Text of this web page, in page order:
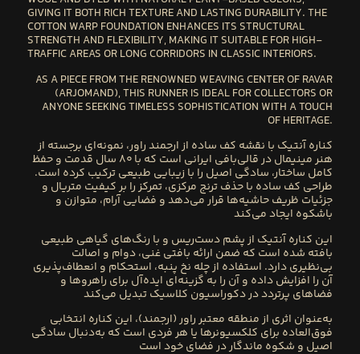
GIVING IT BOTH RICH TEXTURE AND LASTING DURABILITY. THE
COTTON WARPFOUNDATION ENHANCES ITS STRUCTURAL
STRENGTH AND FLEXIBILITY, MAKING IT SUITABLE FOR HIGH-
TRAFFIC AREAS OR LONG CORRIDORS IN CLASSIC INTERIORS.
AS A PIECE FROM THE RENOWNED WEAVING CENTER OFRAVAR
(ARJOMAND), THIS RUNNER IS IDEAL FOR COLLECTORS OR
ANYONE SEEKING TIMELESS SOPHISTICATION WITH A TOUCH
OF HERITAGE.
کناره آنتیک با نقشه کف ساده ازارجمند راور، نمونه‌ای برجسته از
هنر مینیمال در قالی‌بافی ایرانی است که با۸۰ سال قدمت و حفظ
کامل ساختار، سادگی اصیل را با زیبایی طبیعی ترکیب کرده است.
طراحی کف ساده با حذف ترنج مرکزی، تمرکز را بر کیفیت متریال و
جزئیات ظریف حاشیه‌ها قرار می‌دهد و فضایی آرام، متوازن و
باشکوه ایجاد می‌کند
این کناره آنتیک ازپشم دست‌ریس و با رنگ‌های گیاهی طبیعی
بافته شده است که ضمن ارائه بافتی غنی، دوام و اصالت
بی‌نظیری دارد. استفاده ازچله نخ پنبه، استحکام و انعطاف‌پذیری
آن را افزایش داده و آن را به گزینه‌ای ایده‌آل برای راهروها و
فضاهای پرتردد در دکوراسیون کلاسیک تبدیل می‌کند
به‌عنوان اثری از منطقه معتبرراور (ارجمند)، این کناره انتخابی
فوق‌العاده برای کلکسیونرها یا هر فردی است که به‌دنبال سادگی
اصیل و شکوه ماندگار در فضای خود است